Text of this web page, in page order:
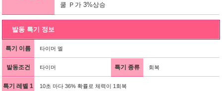
쿨 Ｐ가 3%상승
발동 특기 정보
특기 이름 타이머 엘
발동조건 타이머 특기 종류 회복
특기 레벨 1 10초 마다 36% 확률로 체력이 1회복